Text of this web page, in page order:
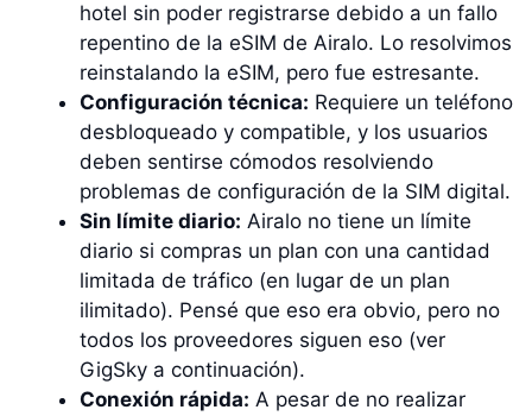
hotel sin poder registrarse debido a un fallo
repentino de la eSIM de Airalo. Lo resolvimos
reinstalando la eSIM, pero fue estresante.
Configuración técnica: Requiere un teléfono
desbloqueado y compatible, y los usuarios
deben sentirse cómodos resolviendo
problemas de configuración de la SIM digital.
Sin límite diario: Airalo no tiene un límite
diario si compras un plan con una cantidad
limitada de tráfico (en lugar de un plan
ilimitado). Pensé que eso era obvio, pero no
todos los proveedores siguen eso (ver
GigSky a continuación).
Conexión rápida: A pesar de no realizar